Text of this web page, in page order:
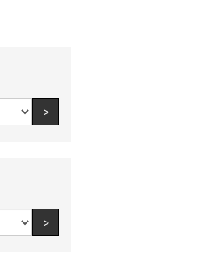
All
authors:
>Find an author
All
teams
>Find an author